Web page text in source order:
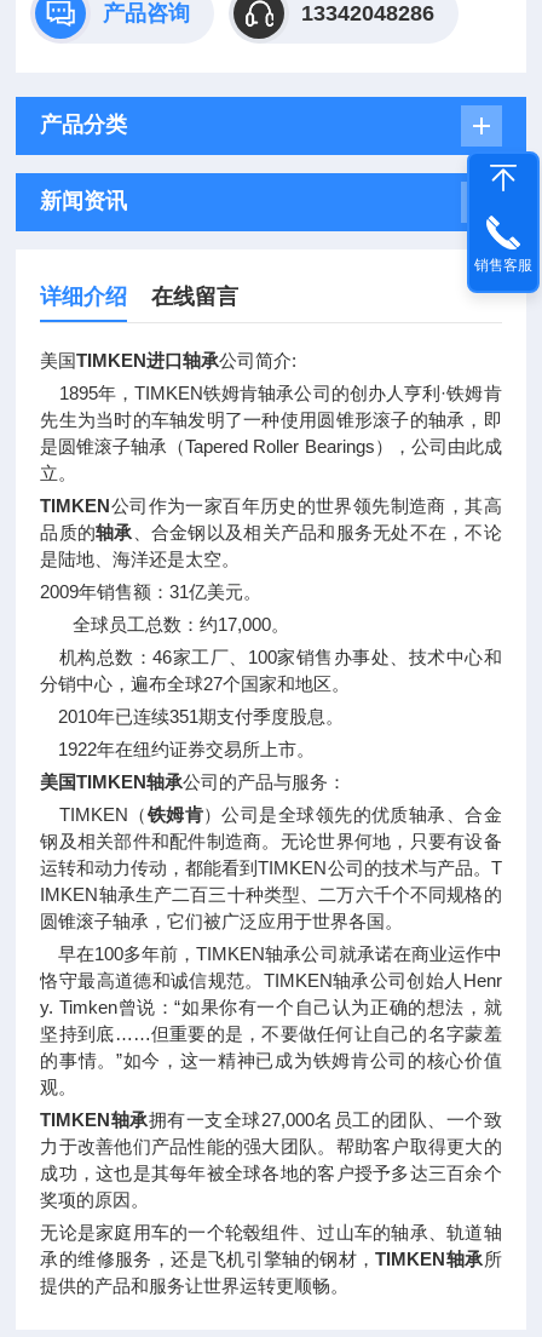
产品咨询 13342048286
产品分类
新闻资讯
详细介绍 在线留言
美国TIMKEN进口轴承公司简介:
1895年，TIMKEN铁姆肯轴承公司的创办人亨利·铁姆肯
先生为当时的车轴发明了一种使用圆锥形滚子的轴承，即
是圆锥滚子轴承（Tapered Roller Bearings），公司由此成
立。
TIMKEN公司作为一家百年历史的世界领先制造商，其高
品质的轴承 、合金钢以及相关产品和服务无处不在，不论
是陆地、海洋还是太空。
2009年销售额：31亿美元。
全球员工总数：约17,000。
机构总数：46家工厂、100家销售办事处、技术中心和
分销中心，遍布全球27个国家和地区。
2010年已连续351期支付季度股息。
1922年在纽约证券交易所上市。
美国TIMKEN轴承公司的产品与服务：
TIMKEN（铁姆肯）公司是全球领先的优质轴承、合金
钢及相关部件和配件制造商。无论世界何地，只要有设备
运转和动力传动，都能看到TIMKEN公司的技术与产品。T
IMKEN轴承生产二百三十种类型、二万六千个不同规格的
圆锥滚子轴承，它们被广泛应用于世界各国。
早在100多年前，TIMKEN轴承公司就承诺在商业运作中
恪守最高道德和诚信规范。TIMKEN轴承公司创始人Henr
y. Timken曾说：“如果你有一个自己认为正确的想法，就
坚持到底……但重要的是，不要做任何让自己的名字蒙羞
的事情。”如今，这一精神已成为铁姆肯公司的核心价值
观。
TIMKEN轴承拥有一支全球27,000名员工的团队、一个致
力于改善他们产品性能的强大团队。帮助客户取得更大的
成功，这也是其每年被全球各地的客户授予多达三百余个
奖项的原因。
无论是家庭用车的一个轮毂组件、过山车的轴承、轨道轴
承的维修服务，还是飞机引擎轴的钢材，TIMKEN轴承所
提供的产品和服务让世界运转更顺畅。
销售客服